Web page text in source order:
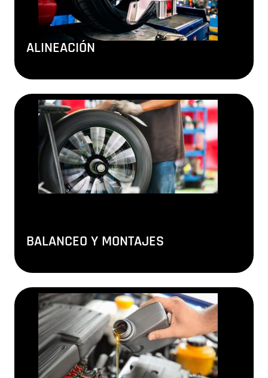
ALINEACIÓN
BALANCEO Y MONTAJES